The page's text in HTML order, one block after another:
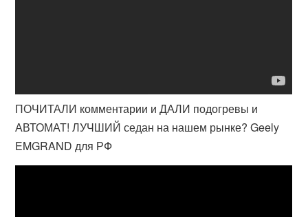
ПОЧИТАЛИ комментарии и ДАЛИ подогревы и
АВТОМАТ! ЛУЧШИЙ седан на нашем рынке? Geely
EMGRAND для РФ